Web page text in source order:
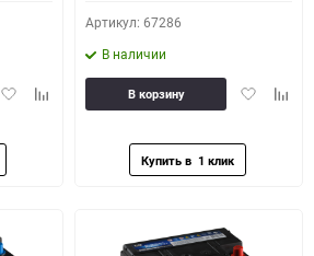
ДобавитьДобавить
Артикул: 67286
В наличии
Добавить
В корзину